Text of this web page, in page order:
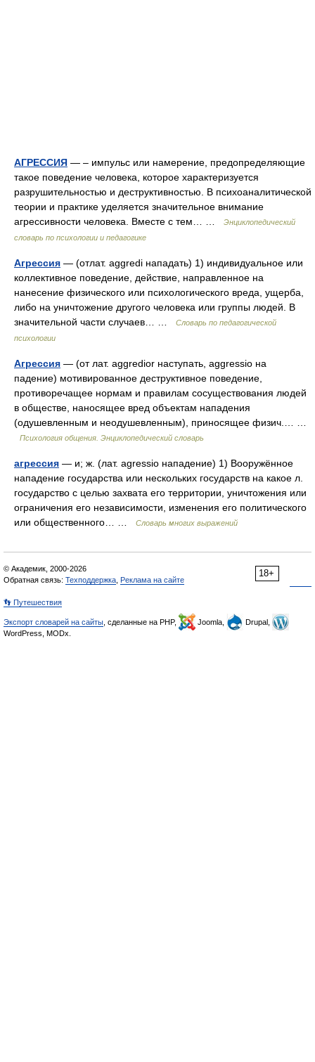
АГРЕССИЯ — – импульс или намерение, предопределяющие
такое поведение человека, которое характеризуется
разрушительностью и деструктивностью. В психоаналитической
теории и практике уделяется значительное внимание
агрессивности человека. Вместе с тем… …
Энциклопедический
словарь по психологии и педагогике
Агрессия — (отлат. aggredi нападать) 1) индивидуальное или
коллективное поведение, действие, направленное на
нанесение физического или психологического вреда, ущерба,
либо на уничтожение другого человека или группы людей. В
значительной части случаев… …
Словарь по педагогической
психологии
Агрессия — (от лат. aggredior наступать, aggressio на
падение) мотивированное деструктивное поведение,
противоречащее нормам и правилам сосуществования людей
в обществе, наносящее вред объектам нападения
(одушевленным и неодушевленным), приносящее физич.… …
Психология общения. Энциклопедический словарь
агрессия — и; ж. (лат. agressio нападение) 1) Вооружённое
нападение государства или нескольких государств на какое л.
государство с целью захвата его территории, уничтожения или
ограничения его независимости, изменения его политического
или общественного… …
Словарь многих выражений
18+
© Академик, 2000-2026
Обратная связь: Техподдержка Реклама на сайте
👣 Путешествия
Экспорт словарей на сайты , сделанные на PHP, Joomla,
Drupal,
WordPress, MODx.